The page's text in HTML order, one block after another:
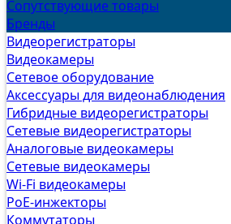
Сопутствующие товары
Бренды
Видеорегистраторы
Видеокамеры
Сетевое оборудование
Аксессуары для видеонаблюдения
Гибридные видеорегистраторы
Сетевые видеорегистраторы
Аналоговые видеокамеры
Сетевые видеокамеры
Wi-Fi видеокамеры
PoE-инжекторы
Коммутаторы